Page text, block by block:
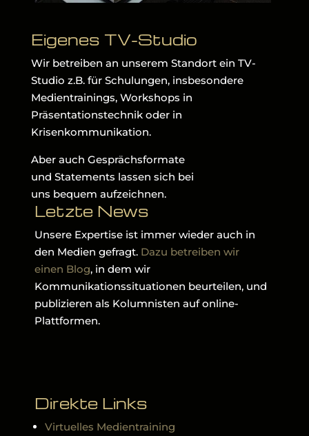
Eigenes TV-Studio
Wir betreiben an unserem Standort ein TV-
Studio z.B. für Schulungen, insbesondere
Medientrainings, Workshops in
Präsentationstechnik oder in
Krisenkommunikation.
Aber auch Gesprächsformate
und Statements lassen sich bei
uns bequem aufzeichnen.
Letzte News
Unsere Expertise ist immer wieder auch in
den Medien gefragt. Dazu betreiben wir
einen Blog, in dem wir
Kommunikationssituationen beurteilen, und
publizieren als Kolumnisten auf online-
Plattformen.
Direkte Links
Virtuelles Medientraining